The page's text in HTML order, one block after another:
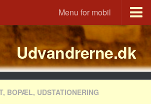
Menu for mobil
Udvandrerne.dk
BOPÆL, UDSTATIONERING